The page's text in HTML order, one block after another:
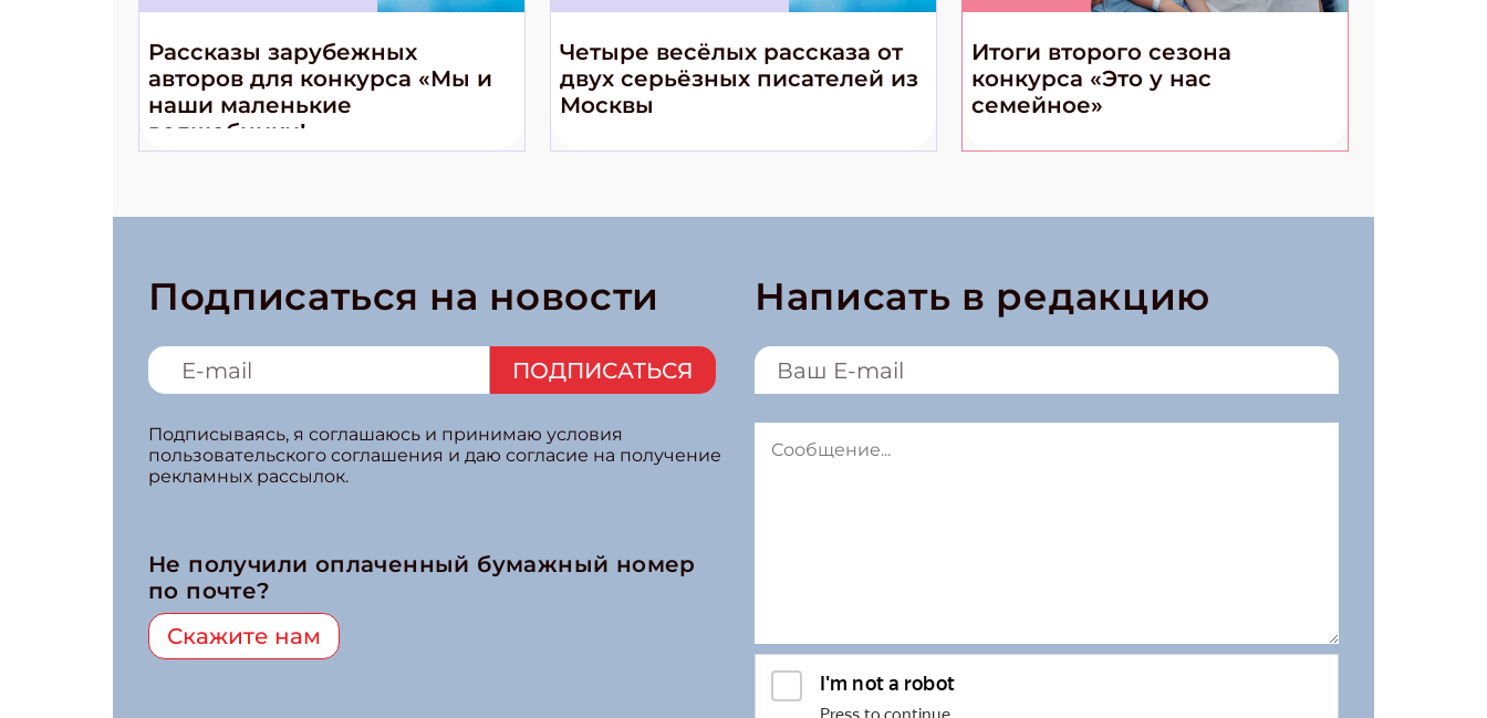
Рассказы зарубежных
авторов для конкурса «Мы и
наши маленькие
волшебники!»
Четыре весёлых рассказа от
двух серьёзных писателей из
Москвы
Итоги второго сезона
конкурса «Это у нас
семейное»
Подписаться на новости
ПОДПИСАТЬСЯ
Подписываясь, я соглашаюсь и принимаю условия
пользовательского соглашения и даю согласие на получение
рекламных рассылок.
Не получили оплаченный бумажный номер
по почте?
Скажите нам
Написать в редакцию